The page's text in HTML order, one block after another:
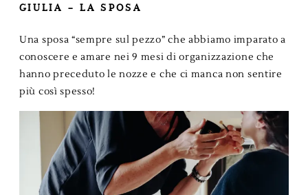
GIULIA – LA SPOSA
Una sposa “sempre sul pezzo” che abbiamo imparato a
conoscere e amare nei 9 mesi di organizzazione che
hanno preceduto le nozze e che ci manca non sentire
più così spesso!